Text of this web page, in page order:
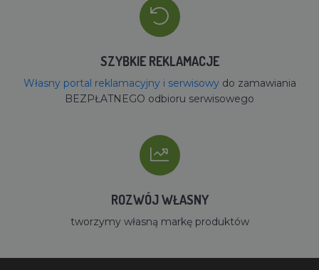
SZYBKIE REKLAMACJE
Własny portal reklamacyjny i serwisowydo zamawiania
BEZPŁATNEGO odbioru serwisowego
ROZWÓJ WŁASNY
tworzymy własną markę produktów